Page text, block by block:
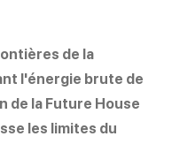
de la
l'énergie brute de
de la Future House
les limites du